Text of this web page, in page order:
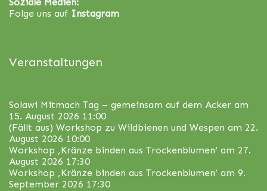
Folge uns auf Instagram
Veranstaltungen
Solawi Mitmach Tag – gemeinsam auf dem Acker am
15. August 2026 11:00
(Fällt aus) Workshop zu Wildbienen und Wespen am 22.
August 2026 10:00
Workshop ‚Kränze binden aus Trockenblumen‘ am 27.
August 2026 17:30
Workshop ‚Kränze binden aus Trockenblumen‘ am 9.
September 2026 17:30